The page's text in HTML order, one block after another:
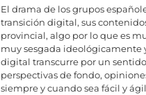
El drama de los grupos
transición digital, sus
provincial, algo por lo que es
muy sesgada ideológicamente
digital transcurre por un
perspectivas de fondo,
siempre y cuando sea fácil y